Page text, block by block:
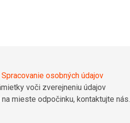
Spracovanie osobných údajov
voči zverejneniu údajov
mieste odpočinku, kontaktujte nás.